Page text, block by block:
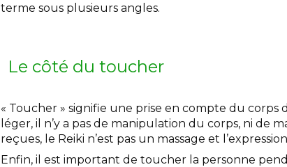
terme sous plusieurs angles.
Le côté du toucher
« Toucher » signifie une prise en compte du corps
léger, il n’y a pas de manipulation du corps, ni de
reçues, le Reiki n’est pas un massage et
Enfin, il est important de toucher la personne